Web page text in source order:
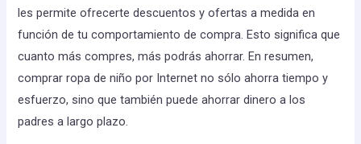
les permite ofrecerte descuentos y ofertas a medida en
función de tu comportamiento de compra. Esto significa que
cuanto más compres, más podrás ahorrar. En resumen,
comprar ropa de niño por Internet no sólo ahorra tiempo y
esfuerzo, sino que también puede ahorrar dinero a los
padres a largo plazo.